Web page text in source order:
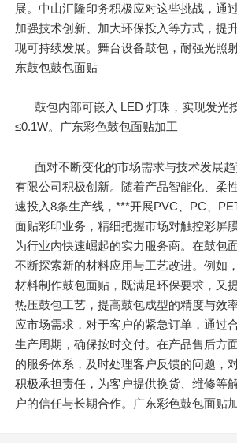
展。中山汇隆印务积极应对这些挑战，通
加强技术创新、加大环保投入等方式，提
现可持续发展。舞台设备鼓包，耐强光照
东鼓包鼓包面贴
鼓包内部可嵌入 LED 灯珠，实现发光
≤0.1W。广东彩色鼓包面贴加工
面对不断变化的市场需求与技术发展
有限公司积极创新。随着产品智能化、柔
速投入8条生产线，***开展PVC、PC、
面贴彩印业务，精细把握市场对触控彩屏
为行业内快速崛起的实力服务商。在鼓包
不断探索新的材料应用与工艺改进。例如
材料制作鼓包面贴，既满足环保要求，又
热压鼓包工艺，提高鼓包成型的精度与效
应市场需求，对于客户的紧急订单，通过
生产周期，确保按时交付。在产品售后方
的服务体系，及时处理客户反馈的问题，
积极承担责任，为客户提供换货、维修等
户的信任与长期合作。广东彩色鼓包面贴